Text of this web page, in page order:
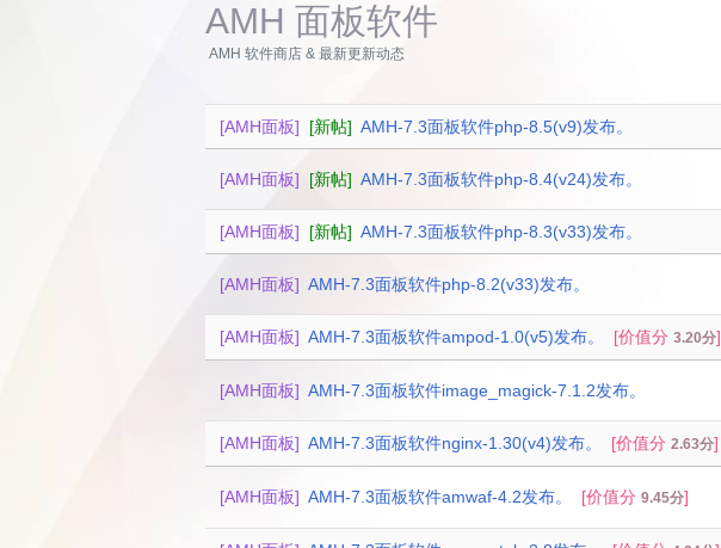
AMH 面板软件
AMH 软件商店 & 最新更新动态
[AMH面板] [新帖] AMH-7.3面板软件php-8.5(v9)发布。
[AMH面板] [新帖] AMH-7.3面板软件php-8.4(v24)发布。
[AMH面板] [新帖] AMH-7.3面板软件php-8.3(v33)发布。
[AMH面板] AMH-7.3面板软件php-8.2(v33)发布。
[AMH面板] AMH-7.3面板软件ampod-1.0(v5)发布。 [价值分 3.20分]
[AMH面板] AMH-7.3面板软件image_magick-7.1.2发布。
[AMH面板] AMH-7.3面板软件nginx-1.30(v4)发布。 [价值分 2.63分]
[AMH面板] AMH-7.3面板软件amwaf-4.2发布。 [价值分 9.45分]